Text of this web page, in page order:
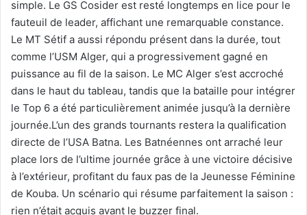
simple. Le GS Cosider est resté longtemps en lice pour le
fauteuil de leader, affichant une remarquable constance.
Le MT Sétif a aussi répondu présent dans la durée, tout
comme l’USM Alger, qui a progressivement gagné en
puissance au fil de la saison. Le MC Alger s’est accroché
dans le haut du tableau, tandis que la bataille pour intégrer
le Top 6 a été particulièrement animée jusqu’à la dernière
journée.L’un des grands tournants restera la qualification
directe de l’USA Batna. Les Batnéennes ont arraché leur
place lors de l’ultime journée grâce à une victoire décisive
à l’extérieur, profitant du faux pas de la Jeunesse Féminine
de Kouba. Un scénario qui résume parfaitement la saison :
rien n’était acquis avant le buzzer final.